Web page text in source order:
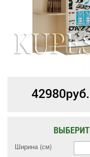
42980руб.
Ширина (см)